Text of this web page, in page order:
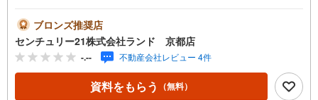
ませ！＜センチュリー21ランドについて＞●センチュリー2
1ランド京都店は・・・ お客様のご希望をお客様の目線で
ご満足いただけるお住いを全力でお探し致します！●購入・
売却・ローンのご相談など、些細なことでもお気軽にご相
談下さいませ！●リフォームのご相談も承っております。○
京阪鴨東線 「出町柳」駅 徒歩約6分○京都市営地下鉄烏丸
ブロンズ推奨店
センチュリー21株式会社ランド 京都店
-.-- 不動産会社レビュー 4件
資料をもらう （無料）